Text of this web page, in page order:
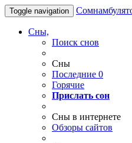
Toggle navigation
Сны,
Поиск снов
Сны
Последние 0
Горячие
Прислать сон
Сны в интернете
Обзоры сайтов